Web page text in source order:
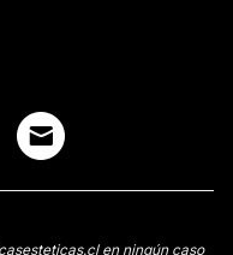
en ningún caso